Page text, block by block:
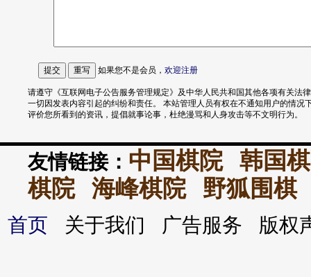
如果您不是会员， 欢迎注册
请遵守《互联网电子公告服务管理规定》及中华人民共和国其他各项有关法
一切因发表内容引起的纠纷和责任。 本站管理人员有权在不通知用户的情况
评价您所看到的资讯，提倡就事论事，杜绝漫骂和人身攻击等不文明行为。
友情链接： 中国棋院
韩国
棋院
海峰棋院 野狐围棋
首页 关于我们 广告服务 版